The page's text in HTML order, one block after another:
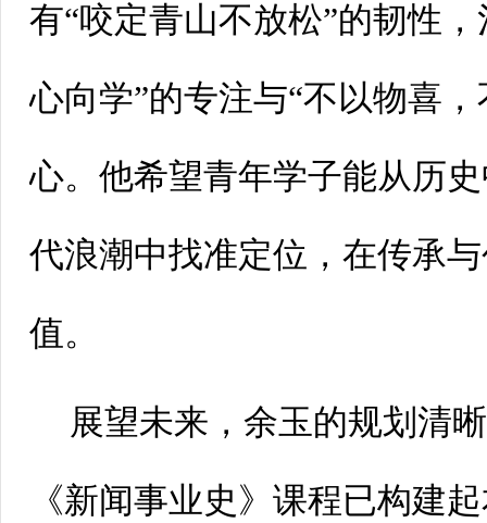
有“咬定青山不放松”的韧性
心向学”的专注与“不以物喜
心。他希望青年学子能从历
代浪潮中找准定位，在传承
值。
展望未来，余玉的规划清
《新闻事业史》课程已构建